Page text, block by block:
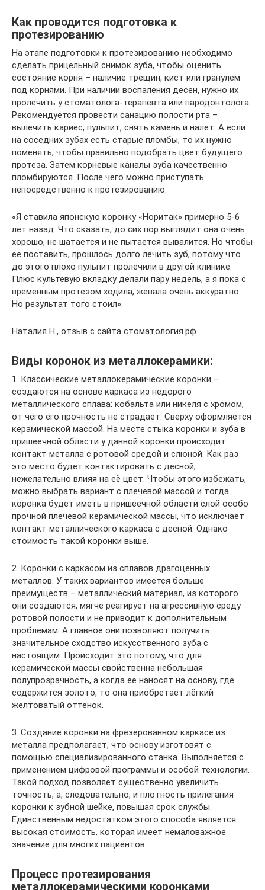
Как проводится подготовка к
протезированию
На этапе подготовки к протезированию необходимо
сделать прицельный снимок зуба, чтобы оценить
состояние корня – наличие трещин, кист или гранулем
под корнями. При наличии воспаления десен, нужно их
пролечить у стоматолога-терапевта или пародонтолога.
Рекомендуется провести санацию полости рта –
вылечить кариес, пульпит, снять камень и налет. А если
на соседних зубах есть старые пломбы, то их нужно
поменять, чтобы правильно подобрать цвет будущего
протеза. Затем корневые каналы зуба качественно
пломбируются. После чего можно приступать
непосредственно к протезированию.
«Я ставила японскую коронку «Норитак» примерно 5-6
лет назад. Что сказать, до сих пор выглядит она очень
хорошо, не шатается и не пытается вывалится. Но чтобы
ее поставить, прошлось долго лечить зуб, потому что
до этого плохо пульпит пролечили в другой клинике.
Плюс культевую вкладку делали пару недель, а я пока с
временным протезом ходила, жевала очень аккуратно.
Но результат того стоил».
Наталия Н., отзыв с сайта стоматология.рф
Виды коронок из металлокерамики:
1. Классические металлокерамические коронки –
создаются на основе каркаса из недорого
металлического сплава: кобальта или никеля с хромом,
от чего его прочность не страдает. Сверху оформляется
керамической массой. На месте стыка коронки и зуба в
пришеечной области у данной коронки происходит
контакт металла с ротовой средой и слюной. Как раз
это место будет контактировать с десной,
нежелательно влияя на её цвет. Чтобы этого избежать,
можно выбрать вариант с плечевой массой и тогда
коронка будет иметь в пришеечной области слой особо
прочной плечевой керамической массы, что исключает
контакт металлического каркаса с десной. Однако
стоимость такой коронки выше.
2. Коронки с каркасом из сплавов драгоценных
металлов. У таких вариантов имеется больше
преимуществ – металлический материал, из которого
они создаются, мягче реагирует на агрессивную среду
ротовой полости и не приводит к дополнительным
проблемам. А главное они позволяют получить
значительное сходство искусственного зуба с
настоящим. Происходит это потому, что для
керамической массы свойственна небольшая
полупрозрачность, а когда её наносят на основу, где
содержится золото, то она приобретает лёгкий
желтоватый оттенок.
3. Создание коронки на фрезерованном каркасе из
металла предполагает, что основу изготовят с
помощью специализированного станка. Выполняется с
применением цифровой программы и особой технологии.
Такой подход позволяет существенно увеличить
точность, а, следовательно, и плотность прилегания
коронки к зубной шейке, повышая срок службы.
Единственным недостатком этого способа является
высокая стоимость, которая имеет немаловажное
значение для многих пациентов.
Процесс протезирования
металлокерамическими коронками